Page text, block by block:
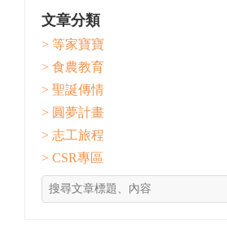
文章分類
> 等家寶寶
> 食農教育
> 聖誕傳情
> 圓夢計畫
> 志工旅程
> CSR專區